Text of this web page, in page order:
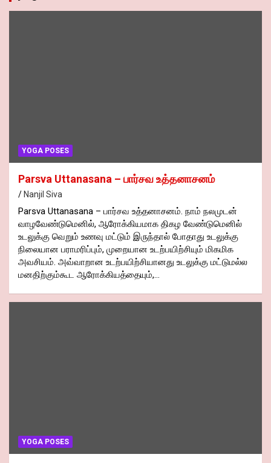
YOGA POSES
Parsva Uttanasana – பார்சவ உத்தனாசனம்
Nanjil Siva
Parsva Uttanasana – பார்சவ உத்தனாசனம். நாம் நலமுடன்
வாழவேண்டுமெனில், ஆரோக்கியமாக திகழ வேண்டுமெனில்
உடலுக்கு வெறும் உணவு மட்டும் இருந்தால் போதாது உடலுக்கு
நிலையான பராமரிப்பும், முறையான உடற்பயிற்சியும் மிகமிக
அவசியம். அவ்வாறான உடற்பயிற்சியானது உடலுக்கு மட்டுமல்ல
மனதிற்கும்கூட ஆரோக்கியத்தையும்,…
YOGA POSES